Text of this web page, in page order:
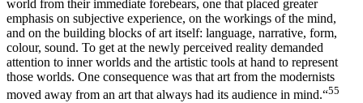
world from their immediate forebears, one that placed greater
emphasis on subjective experience, on the workings of the mind,
and on the building blocks of art itself: language, narrative, form,
colour, sound. To get at the newly perceived reality demanded
attention to inner worlds and the artistic tools at hand to represent
those worlds. One consequence was that art from the modernists
moved away from an art that always had its audience in mind.“55